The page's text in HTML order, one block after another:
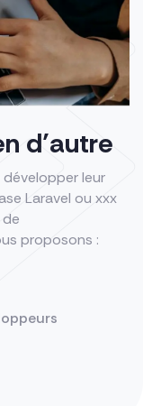
d’autre
leur
Laravel ou xxx
proposons :